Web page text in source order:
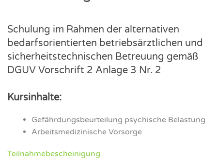
Schu­lung im Rah­men der alter­na­ti­ven
bedarfs­ori­en­tier­ten betriebs­ärzt­li­chen und
sicher­heits­tech­ni­schen Betreu­ung gemäß
DGUV Vor­schrift 2 Anla­ge 3 Nr. 2
Kurs­in­hal­te:
Gefähr­dungs­be­ur­tei­lung psy­chi­sche Belas­tung
Arbeits­me­di­zi­ni­sche Vor­sor­ge
Teil­nah­me­be­schei­ni­gung